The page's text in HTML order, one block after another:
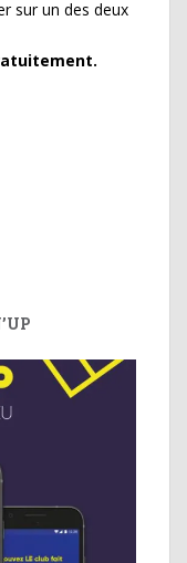
sur un des deux